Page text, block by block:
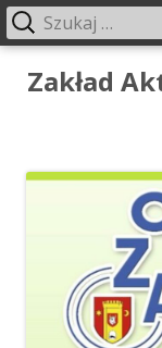
Przeskocz
Zakład
Menu
główne